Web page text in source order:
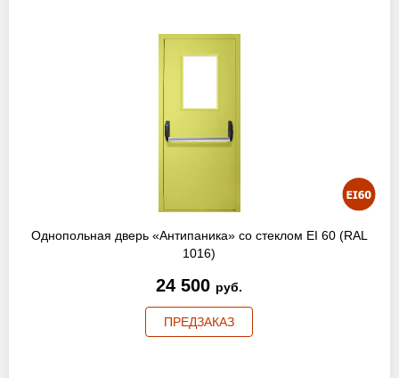
Однопольная дверь «Антипаника» со стеклом EI 60 (RAL
1016)
24 500 руб.
ПРЕДЗАКАЗ